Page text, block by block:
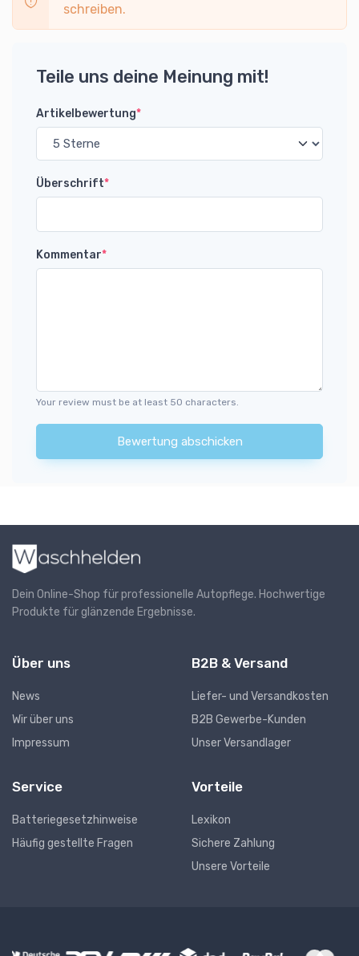
schreiben.
Teile uns deine Meinung mit!
Artikelbewertung*
Überschrift*
Kommentar*
Your review must be at least 50 characters.
Bewertung abschicken
Dein Online-Shop für professionelle Autopflege. Hochwertige
Produkte für glänzende Ergebnisse.
Über uns
News
Wir über uns
Impressum
B2B & Versand
Liefer- und Versandkosten
B2B Gewerbe-Kunden
Unser Versandlager
Service
Batteriegesetzhinweise
Häufig gestellte Fragen
Vorteile
Lexikon
Sichere Zahlung
Unsere Vorteile